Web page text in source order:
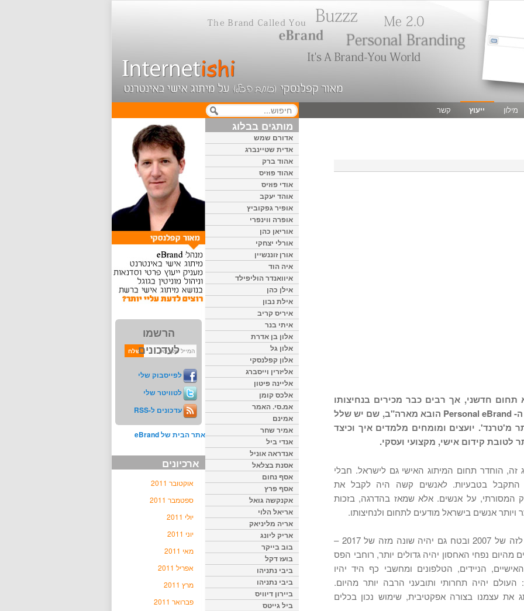
מילון ייעוץ קשר
תחום חדשני, אך רבים כבר מכירים בנחיצותו
Personal eBrand הובא מארה"ב, שם יש שלל
יועצים ומומחים מלמדים איך וכיצד
לטובת קידום אישי, מקצועי ועסקי.
בלוג זה, הוחדר תחום המיתוג האישי גם לישראל. חבלי
התקבל בטבעיות. לאנשים קשה היה לקבל את
המסורתי, על אנשים. אלא שמאז בהדרגה, בזכות
ויותר אנשים בישראל מודעים לתחום ולנחיצותו.
האינטרנט של 1997 אינו דומה לזה של 2007 ובטח גם יהיה שונה מזה של 2017 –
היא ברורה: 10 שנים מהיום נפחי האחסון יהיה גדולים יותר, רוחבי הפס
הניידים, הטלפונים ומחשבי כף היד יהיו
העולם יהיה תחרותי ותובעני הרבה יותר מהיום.
עצמנו בצורה אפקטיבית, שימוש נכון בכלים
הרשמו
לעדכונים
לפייסבוק שלי
לטוויטר שלי
עדכונים ל-RSS
אתר הבית של eBrand
ארכיונים
אוקטובר 2011
ספטמבר 2011
יולי 2011
יוני 2011
מאי 2011
אפריל 2011
מרץ 2011
פברואר 2011
מותגים בבלוג
אדורם שמש
אדית שטיינברג
אהוד ברק
אהוד פוזיס
אודי פוזיס
אוהד יעקב
אופיר גפקוביץ
אופרה ווינפרי
אוריאן כהן
אורלי יצחקי
אורן זוננשיין
איה הוד
איוואנדר הוליפילד
אילן כהן
אילת נבון
איריס קריב
איתי בנר
אלון בן אדרת
אלון גל
אלון קפלנסקי
אליזרין וייסברג
אליינה פיטון
אלכס קומן
אמ.סי. האמר
אמינם
אמיר שחר
אנדי ביל
אנדראה אוניל
אסנת בצלאל
אסף נחום
אסף פרץ
אקנקשה גואל
אריאל הלוי
אריה מליניאק
אריק ליונג
בוב בייקר
בועז דקל
ביבי נתניהו
ביבי נתניהו
ביירון דיוויס
ביל גייטס